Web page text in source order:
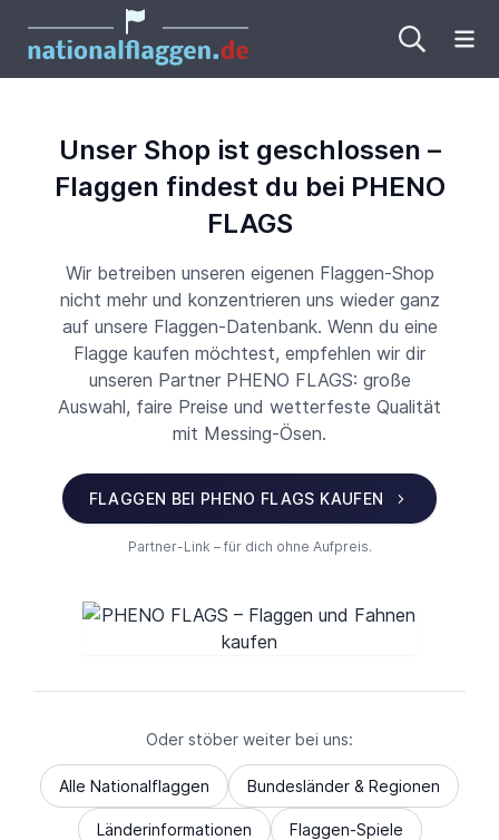
Unser Shop ist geschlossen –
Flaggen findest du bei PHENO
FLAGS
Wir betreiben unseren eigenen Flaggen-Shop
nicht mehr und konzentrieren uns wieder ganz
auf unsere Flaggen-Datenbank. Wenn du eine
Flagge kaufen möchtest, empfehlen wir dir
unseren Partner PHENO FLAGS: große
Auswahl, faire Preise und wetterfeste Qualität
mit Messing-Ösen.
FLAGGEN BEI PHENO FLAGS KAUFEN
Partner-Link – für dich ohne Aufpreis.
Oder stöber weiter bei uns:
Alle Nationalflaggen Bundesländer & Regionen
Länderinformationen Flaggen-Spiele